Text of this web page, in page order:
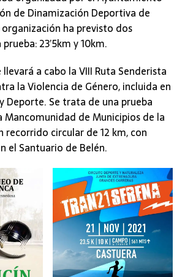
de Dinamización Deportiva de
ha previsto dos
23’5km y 10km.
a cabo la VIII Ruta Senderista
la Violencia de Género, incluida en
Deporte. Se trata de una prueba
Mancomunidad de Municipios de la
recorrido circular de 12 km, con
el Santuario de Belén.